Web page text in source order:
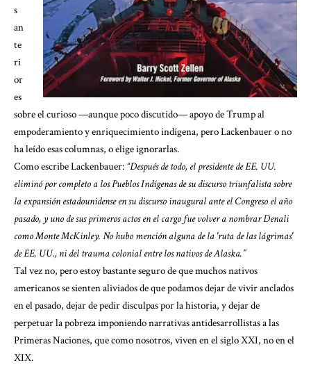
s
an
te
ri
or
es
sobre el curioso —aunque poco discutido— apoyo de Trump al
empoderamiento y enriquecimiento indígena, pero Lackenbauer o no
ha leído esas columnas, o elige ignorarlas.
Como escribe Lackenbauer: “Después de todo, el presidente de EE. UU.
eliminó por completo a los Pueblos Indígenas de su discurso triunfalista sobre
la expansión estadounidense en su discurso inaugural ante el Congreso el año
pasado, y uno de sus primeros actos en el cargo fue volver a nombrar Denali
como Monte McKinley. No hubo mención alguna de la 'ruta de las lágrimas'
de EE. UU., ni del trauma colonial entre los nativos de Alaska.”
Tal vez no, pero estoy bastante seguro de que muchos nativos
americanos se sienten aliviados de que podamos dejar de vivir anclados
en el pasado, dejar de pedir disculpas por la historia, y dejar de
perpetuar la pobreza imponiendo narrativas antidesarrollistas a las
Primeras Naciones, que como nosotros, viven en el siglo XXI, no en el
XIX.